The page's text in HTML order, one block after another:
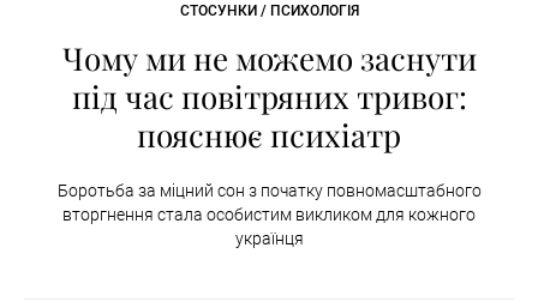
СТОСУНКИ / ПСИХОЛОГІЯ
Чому ми не можемо заснути
під час повітряних тривог:
пояснює психіатр
Боротьба за міцний сон з початку повномасштабного
вторгнення стала особистим викликом для кожного
українця